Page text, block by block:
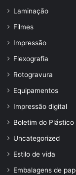
Laminação
Filmes
Impressão
Flexografia
Rotogravura
Equipamentos
Impressão digital
Boletim do Plástico
Uncategorized
Estilo de vida
Embalagens de